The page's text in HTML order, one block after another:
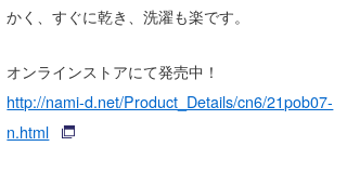
かく、すぐに乾き、洗濯も楽です。
オンラインストアにて発売中！
http://nami-d.net/Product_Details/cn6/21pob07-
n.html